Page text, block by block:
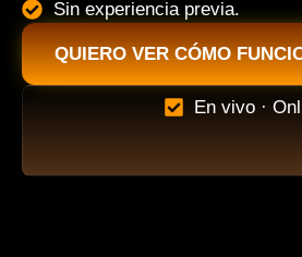
Sin experiencia previa.
QUIERO VER CÓMO
En vivo ·